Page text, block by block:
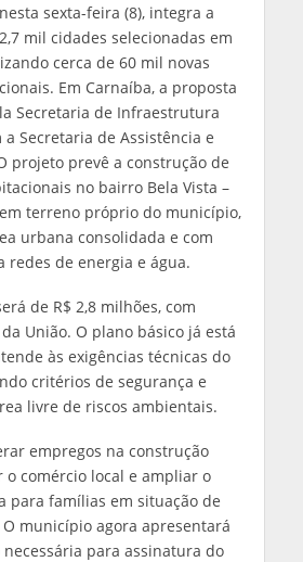
sexta-feira (8), integra a
mil cidades selecionadas em
cerca de 60 mil novas
Em Carnaíba, a proposta
Secretaria de Infraestrutura
Secretaria de Assistência e
projeto prevê a construção de
no bairro Bela Vista –
terreno próprio do município,
urbana consolidada e com
redes de energia e água.
de R$ 2,8 milhões, com
União. O plano básico já está
às exigências técnicas do
critérios de segurança e
livre de riscos ambientais.
empregos na construção
o comércio local e ampliar o
para famílias em situação de
município agora apresentará
para assinatura do